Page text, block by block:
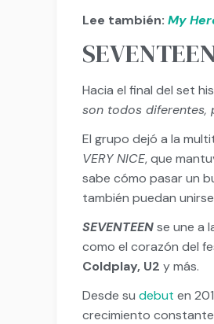
Lee también: My
Hacia el final del set
son todos diferentes,
El grupo dejó a la
VERY NICE, que
sabe cómo pasar un
también puedan
SEVENTEENse une a
como el corazón del
Coldplay, U2 y más.
Desde su debut en
crecimiento constante.